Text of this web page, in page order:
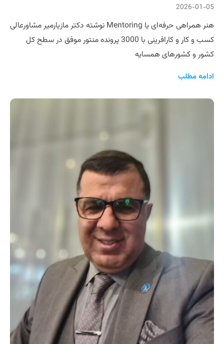
2026-01-05
هنر همراهی حرفه‌ای یا Mentoring نوشته دکتر مازیارمیر مشاورعالی
کسب و کار و کارافرینی با 3000 پرونده منتور موفق در سطح کل
کشور و کشورهای همسایه
ادامه مطلب